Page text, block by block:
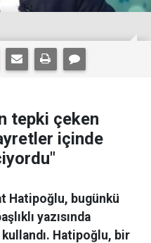
tepki çeken
içinde
Hatipoğlu, bugünkü
yazısında
Hatipoğlu, bir